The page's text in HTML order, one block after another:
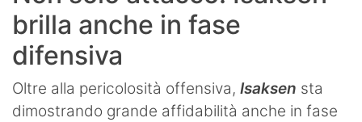
brilla anche in fase
difensiva
Oltre alla pericolosità offensiva, Isaksen sta
dimostrando grande affidabilità anche in fase